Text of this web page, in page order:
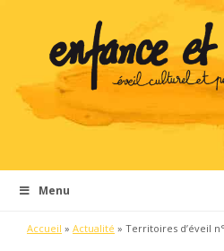
Menu
Accueil » Actualité » Territoires d’éveil